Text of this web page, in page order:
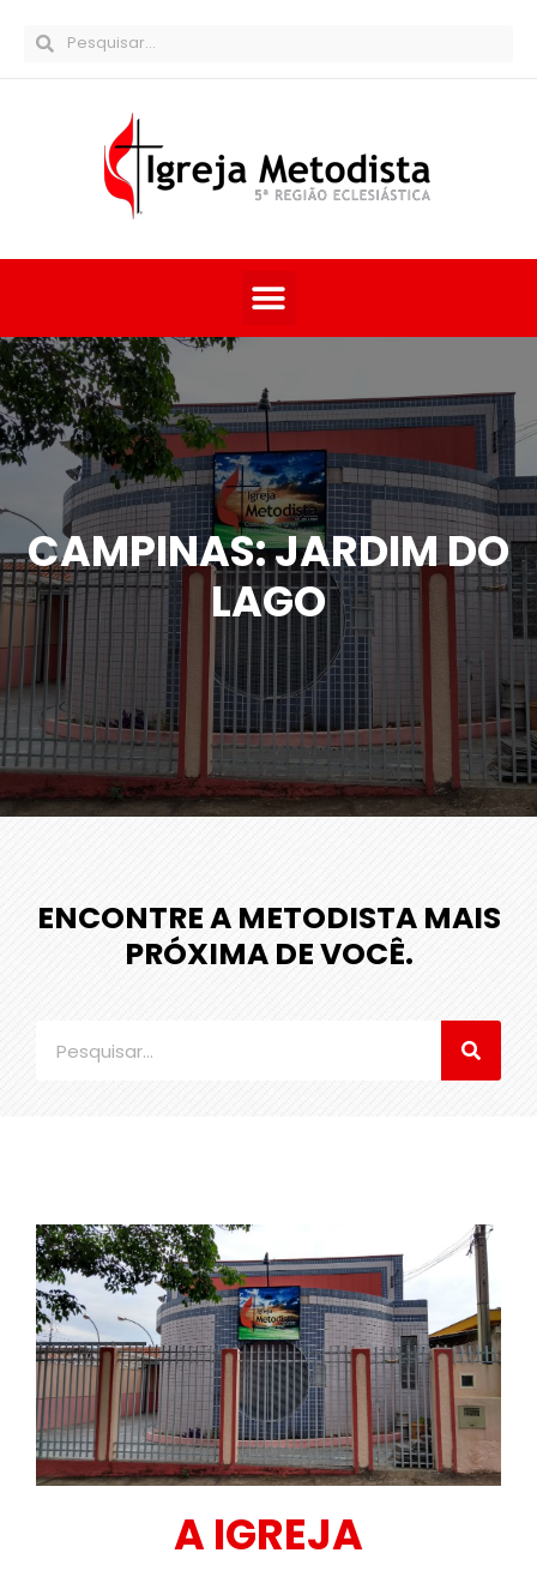
CAMPINAS: JARDIM DO
LAGO
ENCONTRE A METODISTA MAIS
PRÓXIMA DE VOCÊ.
A IGREJA